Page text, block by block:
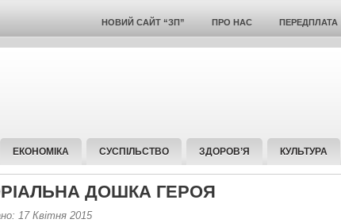
НОВИЙ САЙТ “ЗП” ПРО НАС ПЕРЕДПЛАТА
ЕКОНОМІКА СУСПІЛЬСТВО ЗДОРОВ’Я КУЛЬТУРА
ДОШКА ГЕРОЯ
17 Квітня 2015